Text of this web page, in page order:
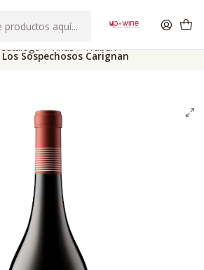
Catálogo Viñas Trabun
Sospechosos Carignan